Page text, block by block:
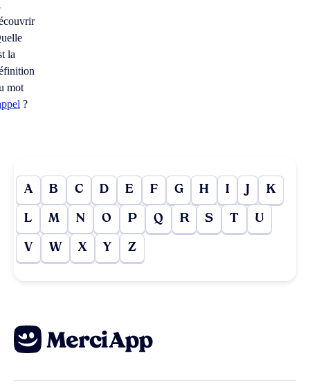
la
mot
?
A B C D E F G H I J K
L M N O P Q R S T U
V W X Y Z